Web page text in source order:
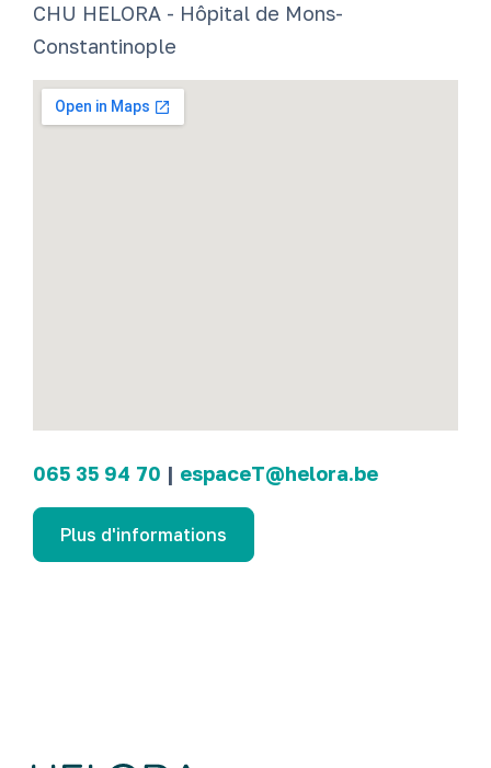
CHU HELORA - Hôpital de Mons-
Constantinople
065 35 94 70 | espaceT@helora.be
Plus d'informations